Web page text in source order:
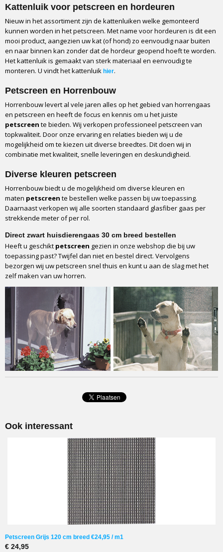
Kartonpapier
Vervoerder
GLS
Levertijd
1 tot 2 werkdagen
Monteren met
Kattenluik voor petscreen en hordeuren
Nieuw in het assortiment zijn de kattenluiken welke gemonteerd
kunnen worden in het petscreen. Met name voor hordeuren is dit een
mooi product, aangezien uw kat (of hond) zo eenvoudig naar buiten
en naar binnen kan zonder dat de hordeur geopend hoeft te worden.
Het kattenluik is gemaakt van sterk materiaal en eenvoudig te
monteren. U vindt het kattenluik hier.
Petscreen en Horrenbouw
Horrenbouw levert al vele jaren alles op het gebied van horrengaas
en petscreen en heeft de focus en kennis om u het juiste
petscreen te bieden. Wij verkopen professioneel petscreen van
topkwaliteit. Door onze ervaring en relaties bieden wij u de
mogelijkheid om te kiezen uit diverse breedtes. Dit doen wij in
combinatie met kwaliteit, snelle leveringen en deskundigheid.
Diverse kleuren petscreen
Horrenbouw biedt u de mogelijkheid om diverse kleuren en
maten petscreen te bestellen welke passen bij uw toepassing.
Daarnaast verkopen wij alle soorten standaard glasfiber gaas per
strekkende meter of per rol.
Direct zwart huisdierengaas 30 cm breed bestellen
Heeft u geschikt petscreen gezien in onze webshop die bij uw
toepassing past? Twijfel dan niet en bestel direct. Vervolgens
bezorgen wij uw petscreen snel thuis en kunt u aan de slag met het
zelf maken van uw horren.
Ook interessant
Petscreen Grijs 120 cm breed €24,95 / m1
€ 24,95